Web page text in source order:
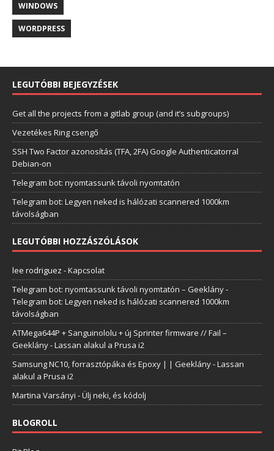
WINDOWS
WORDPRESS
LEGUTÓBBI BEJEGYZÉSEK
Get all the projects from a gitlab group (and it’s subgroups)
Vezetékes Ring csengő
SSH Two Factor azonosítás (TFA, 2FA) Google Authenticatorral
Debian-on
Telegram bot: nyomtassunk távoli nyomtatón
Telegram bot: Legyen neked is hálózati scannered 1000km
távolságban
LEGUTÓBBI HOZZÁSZÓLÁSOK
lee rodriguez -Kapcsolat
Telegram bot: nyomtassunk távoli nyomtatón – Geeklány-
Telegram bot: Legyen neked is hálózati scannered 1000km
távolságban
ATMega644P + Sanguinololu + új Sprinter firmware // Fail –
Geeklány-Lassan alakul a Prusa i2
Samsung NC10, forrasztópáka és Epoxy | | Geeklány-Lassan
alakul a Prusa i2
Martina Varsányi -Ülj neki, és kódolj
BLOGROLL